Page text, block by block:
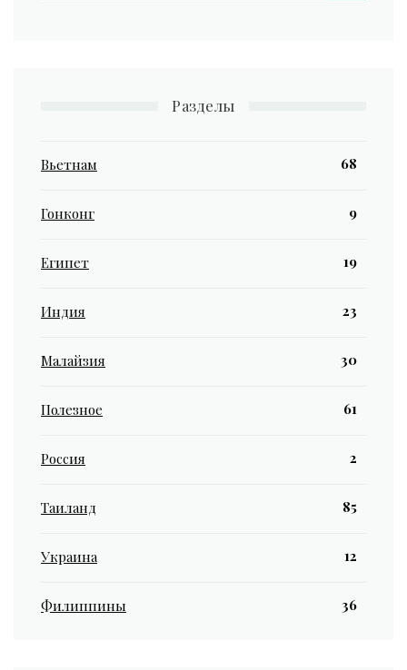
Разделы
Вьетнам 68
Гонконг 9
Египет 19
Индия 23
Малайзия 30
Полезное 61
Россия 2
Таиланд 85
Украина 12
Филиппины 36